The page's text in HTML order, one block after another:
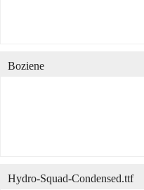
Boziene
Hydro-Squad-Condensed.ttf